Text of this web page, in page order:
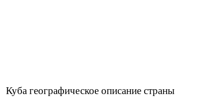
Куба географическое описание страны